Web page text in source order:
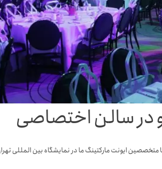
در سالن اختصاصی
ایونت مارکتینگ ما در نمایشگاه بین المللی